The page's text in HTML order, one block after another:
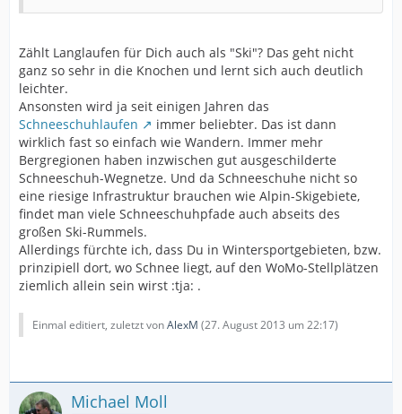
Zählt Langlaufen für Dich auch als "Ski"? Das geht nicht
ganz so sehr in die Knochen und lernt sich auch deutlich
leichter.
Ansonsten wird ja seit einigen Jahren das
Schneeschuhlaufen
immer beliebter. Das ist dann
wirklich fast so einfach wie Wandern. Immer mehr
Bergregionen haben inzwischen gut ausgeschilderte
Schneeschuh-Wegnetze. Und da Schneeschuhe nicht so
eine riesige Infrastruktur brauchen wie Alpin-Skigebiete,
findet man viele Schneeschuhpfade auch abseits des
großen Ski-Rummels.
Allerdings fürchte ich, dass Du in Wintersportgebieten, bzw.
prinzipiell dort, wo Schnee liegt, auf den WoMo-Stellplätzen
ziemlich allein sein wirst :tja: .
Einmal editiert, zuletzt vonAlexM (27. August 2013 um 22:17)
Michael Moll